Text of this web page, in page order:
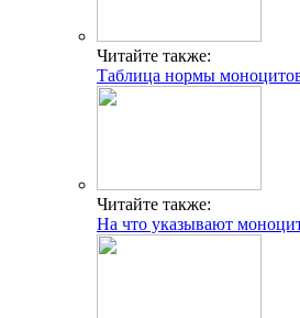
Читайте также:
Таблица нормы
Читайте также:
На что указывают